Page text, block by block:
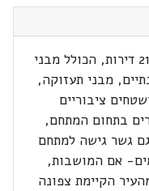
הקמת מתחם מגורים חדש בן כ- 2100 דירות, הכולל מבני
מבני תעזוקה,
ציבוריים
בתחום המתחם,
572, הכוללת גם גשר גישה למתחם
אם המושבות,
הקיימת צפונה